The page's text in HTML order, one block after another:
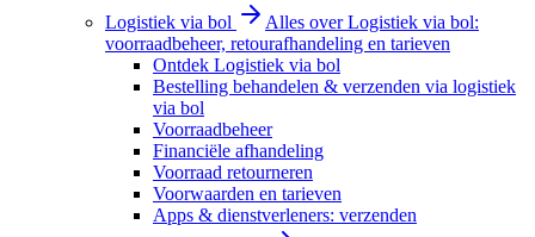
Logistiek via bol
Alles over Logistiek via bol:
voorraadbeheer, retourafhandeling en tarieven
Ontdek Logistiek via bol
Bestelling behandelen & verzenden via logistiek
via bol
Voorraadbeheer
Financiële afhandeling
Voorraad retourneren
Voorwaarden en tarieven
Apps & dienstverleners: verzenden